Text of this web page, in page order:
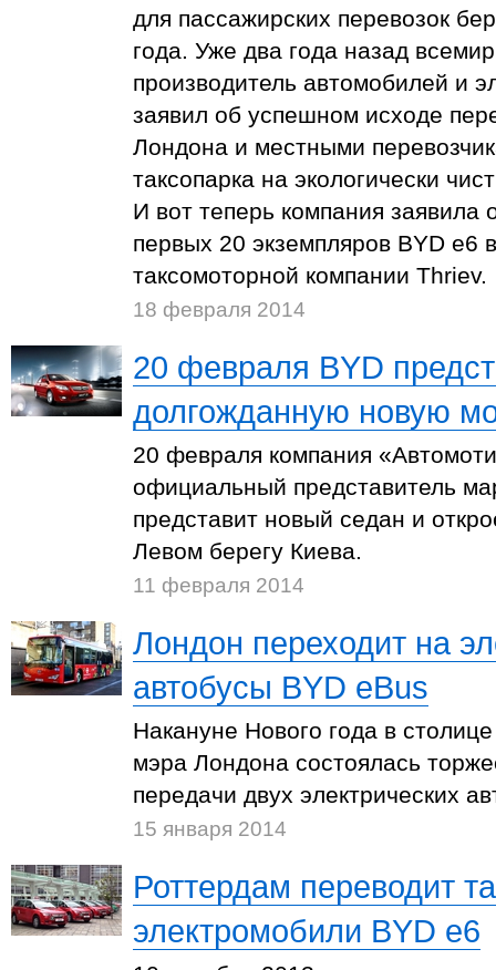
для пассажирских перевозок
года. Уже два года назад
производитель автомобилей и
заявил об успешном исходе
Лондона и местными
таксопарка на экологически
И вот теперь компания заявила
первых 20 экземпляров BYD е6
таксомоторной компании Thriev.
18 февраля 2014
20 февраля BYD
долгожданную новую
20 февраля компания
официальный представитель
представит новый седан и
Левом берегу Киева.
11 февраля 2014
Лондон переходит на
автобусы BYD eBus
Накануне Нового года в
мэра Лондона состоялась
передачи двух электрических
15 января 2014
Роттердам переводит
электромобили BYD e6